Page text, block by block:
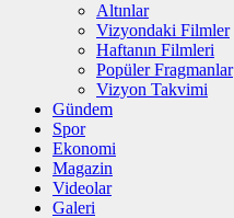
Altınlar
Vizyondaki Filmler
Haftanın Filmleri
Popüler Fragmanlar
Vizyon Takvimi
Gündem
Spor
Ekonomi
Magazin
Videolar
Galeri